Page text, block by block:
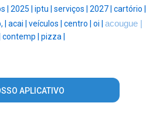
| 2025 | iptu | serviços | 2027 | cartório |
| acai | veículos | centro | oi | acougue |
contemp | pizza |
APLICATIVO